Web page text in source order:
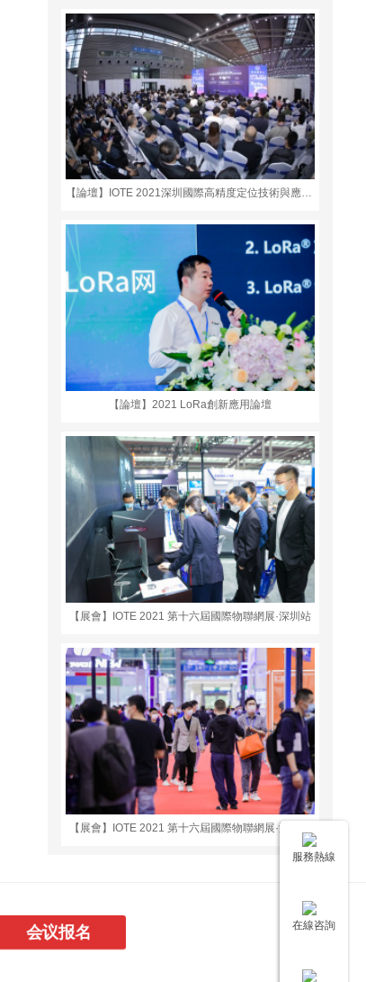
【論壇】IOTE 2021深圳國際高精度定位技術與應用創新高峰論壇
【論壇】2021 LoRa創新應用論壇
【展會】IOTE 2021 第十六屆國際物聯網展·深圳站
【展會】IOTE 2021 第十六屆國際物聯網展·深圳站
会议报名
服務熱線
在線咨詢